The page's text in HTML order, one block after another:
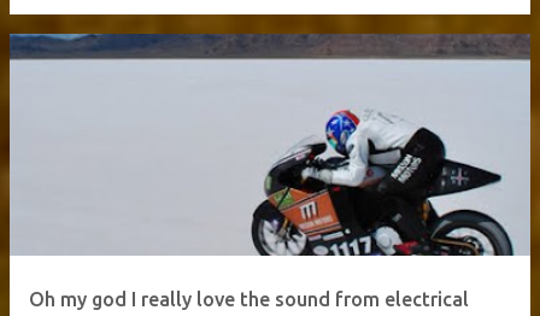
Oh my god I really love the sound from electrical